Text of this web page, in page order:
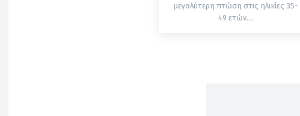
μεγαλύτερη πτώση στις ηλικίες 35-
49 ετών....